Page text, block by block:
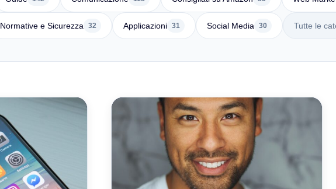
Normative e Sicurezza 32 Applicazioni 31 Social Media 30 Tutte le